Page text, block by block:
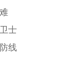
士
线